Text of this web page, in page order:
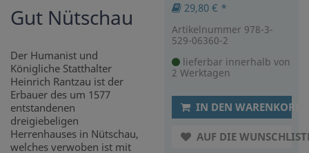
Gut Nütschau
Der Humanist und
Königliche Statthalter
Heinrich Rantzau ist der
Erbauer des um 1577
entstandenen
dreigiebeligen
Herrenhauses in Nütschau,
welches verwoben ist mit
29,80 € *
Artikelnummer 978-3-
529-06360-2
lieferbar innerhalb von
2 Werktagen
IN DEN WARENKORB
AUF DIE